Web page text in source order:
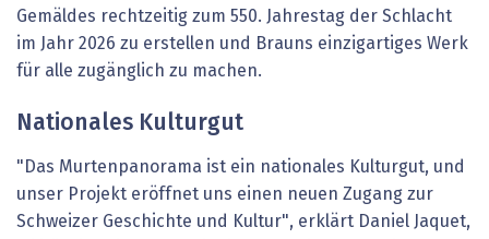
Gemäldes rechtzeitig zum 550. Jahrestag der Schlacht
im Jahr 2026 zu erstellen und Brauns einzigartiges Werk
für alle zugänglich zu machen.
Nationales Kulturgut
"Das Murtenpanorama ist ein nationales Kulturgut, und
unser Projekt eröffnet uns einen neuen Zugang zur
Schweizer Geschichte und Kultur", erklärt Daniel Jaquet,